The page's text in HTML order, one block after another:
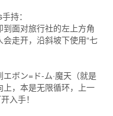
持：
面对旅行社的左上方角
走开，沿斜坡下使用“七
ボン=ド-ム·魔天（就是
，本是无限循环，上一
入手！